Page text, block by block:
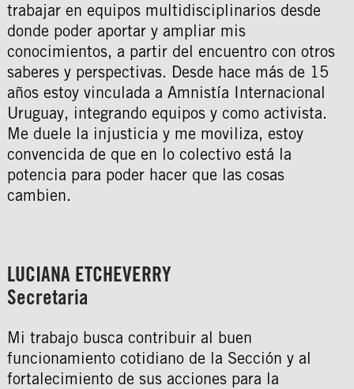
trabajar en equipos multidisciplinarios desde
donde poder aportar y ampliar mis
conocimientos, a partir del encuentro con otros
saberes y perspectivas. Desde hace más de 15
años estoy vinculada a Amnistía Internacional
Uruguay, integrando equipos y como activista.
Me duele la injusticia y me moviliza, estoy
convencida de que en lo colectivo está la
potencia para poder hacer que las cosas
cambien.
LUCIANA ETCHEVERRY
Secretaria
Mi trabajo busca contribuir al buen
funcionamiento cotidiano de la Sección y al
fortalecimiento de sus acciones para la